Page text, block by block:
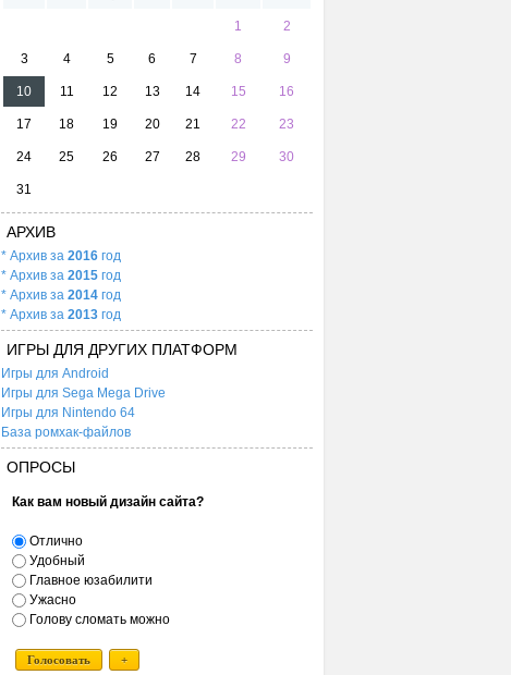
1 2
3 4 5 6 7 8 9
10 11 12 13 14 15 16
17 18 19 20 21 22 23
24 25 26 27 28 29 30
31
АРХИВ
* Архив за 2016 год
* Архив за 2015 год
* Архив за 2014 год
* Архив за 2013 год
ИГРЫ ДЛЯ ДРУГИХ ПЛАТФОРМ
Игры для Android
Игры для Sega Mega Drive
Игры для Nintendo 64
База ромхак-файлов
ОПРОСЫ
Как вам новый дизайн сайта?
Отлично
Удобный
Главное юзабилити
Ужасно
Голову сломать можно
Голосовать +